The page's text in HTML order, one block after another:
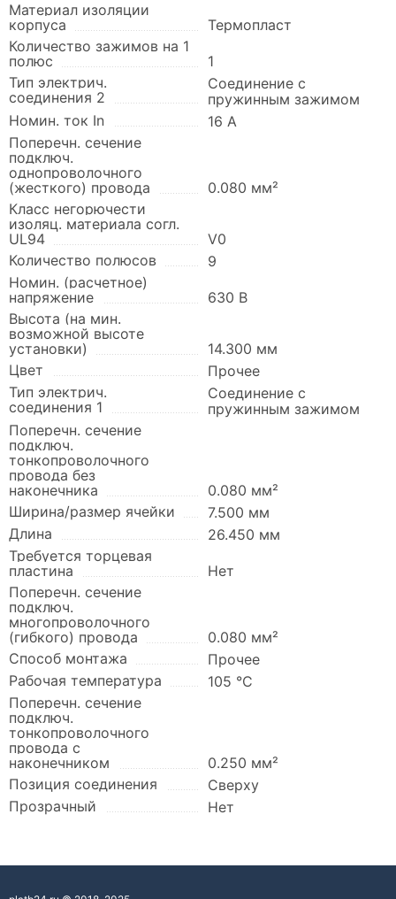
Материал изоляции
корпуса
Термопласт
Количество зажимов на 1
полюс
1
Тип электрич.
соединения 2
Соединение с
пружинным зажимом
Номин. ток In
16 А
Поперечн. сечение
подключ.
однопроволочного
(жесткого) провода
0.080 мм²
Класс негорючести
изоляц. материала согл.
UL94
V0
Количество полюсов
9
Номин. (расчетное)
напряжение
630 В
Высота (на мин.
возможной высоте
установки)
14.300 мм
Цвет
Прочее
Тип электрич.
соединения 1
Соединение с
пружинным зажимом
Поперечн. сечение
подключ.
тонкопроволочного
провода без
наконечника
0.080 мм²
Ширина/размер ячейки
7.500 мм
Длина
26.450 мм
Требуется торцевая
пластина
Нет
Поперечн. сечение
подключ.
многопроволочного
(гибкого) провода
0.080 мм²
Способ монтажа
Прочее
Рабочая температура
105 °C
Поперечн. сечение
подключ.
тонкопроволочного
провода с
наконечником
0.250 мм²
Позиция соединения
Сверху
Прозрачный
Нет